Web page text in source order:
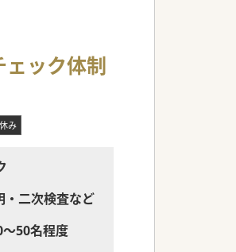
ック体制
み
二次検査など
～50名程度